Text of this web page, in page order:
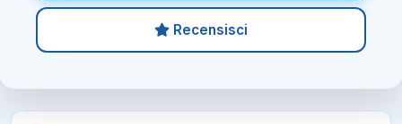
Recensisci